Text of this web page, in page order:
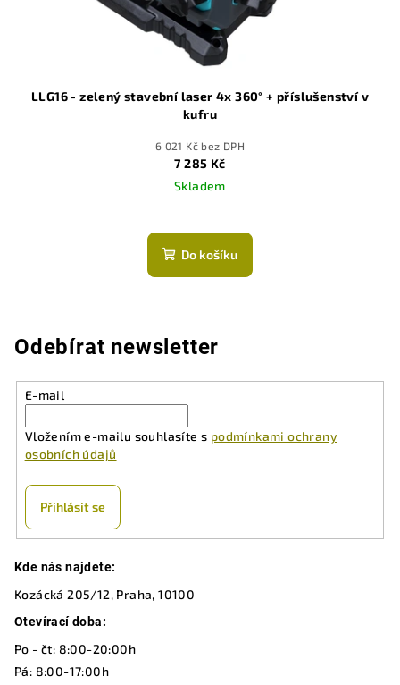
LLG16 - zelený stavební laser 4x 360° + příslušenství v
kufru
6 021 Kč bez DPH
7 285 Kč
Skladem
Do košíku
Odebírat newsletter
E-mail
Vložením e-mailu souhlasíte s podmínkami ochrany
osobních údajů
Přihlásit se
Kde nás najdete:
Kozácká 205/12, Praha, 10100
Otevírací doba:
Po - čt: 8:00-20:00h
Pá: 8:00-17:00h